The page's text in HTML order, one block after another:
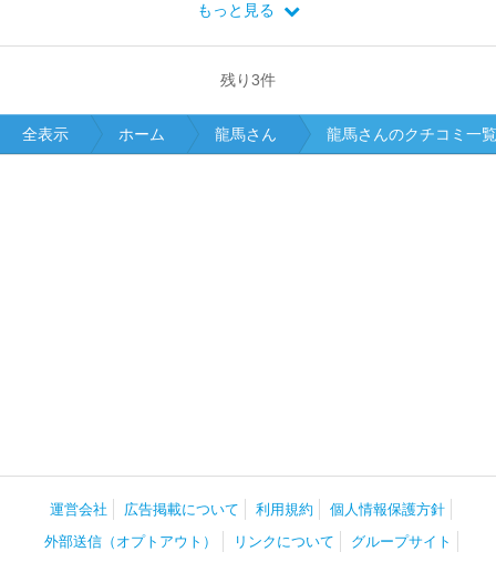
もっと見る
残り3件
全表示 ホーム 龍馬さん 龍馬さんのクチコミ一覧
運営会社 広告掲載について 利用規約
個人情報保護方針
外部送信（オプトアウト）
リンクについて グループサイト